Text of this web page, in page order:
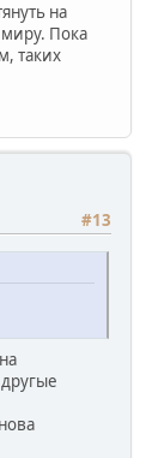
на
Пока
таких
#13